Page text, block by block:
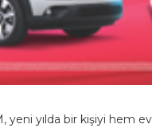
yeni yılda bir kişiyi hem